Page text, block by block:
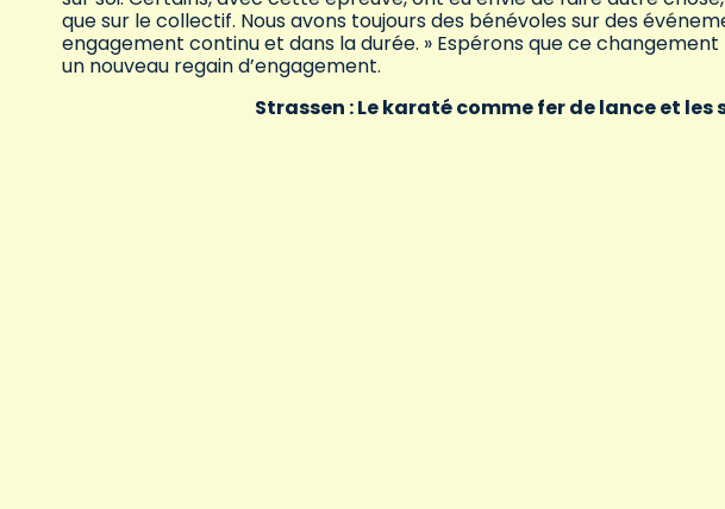
que sur le collectif. Nous avons toujours des bénévoles sur des
engagement continu et dans la durée. » Espérons que ce
un nouveau regain d’engagement.
Strassen : Le karaté comme fer de lance et